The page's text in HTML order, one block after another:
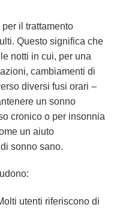
il trattamento
Questo significa che
notti in cui, per una
cambiamenti di
diversi fusi orari –
un sonno
cronico o per insonnia
un aiuto
sonno sano.
utenti riferiscono di